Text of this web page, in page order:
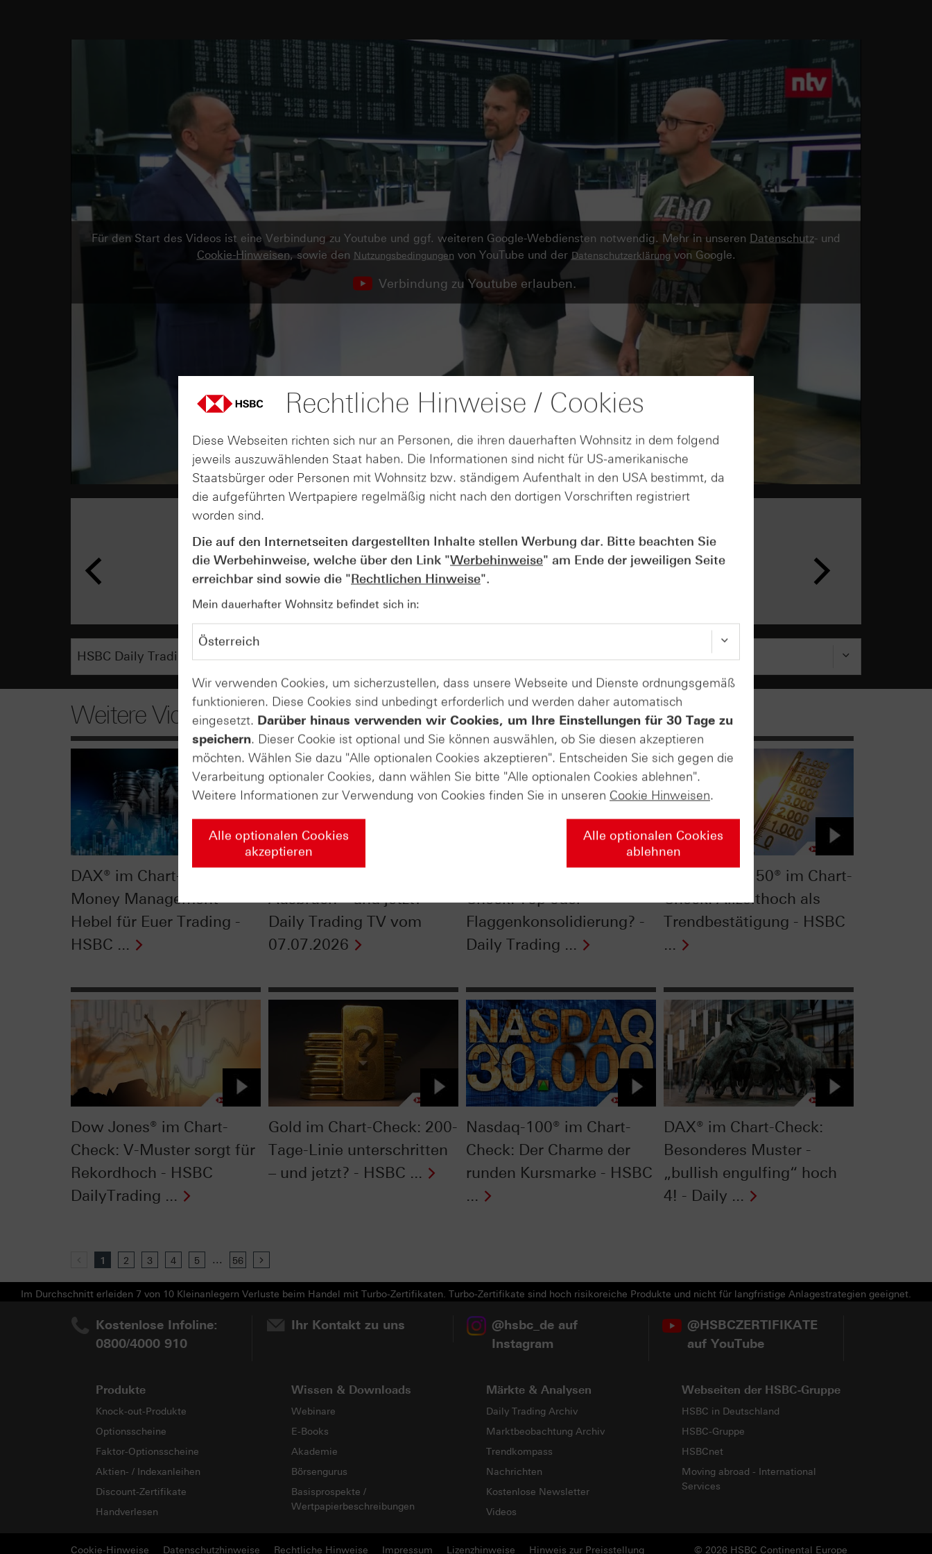
Für den Start des Videos ist eine Verbindung zu Youtube und ggf. weiteren Google-Webdiensten notwendig. Mehr in unseren Datenschutz- und
Cookie-Hinweisen, sowie den Nutzungsbedingungen von YouTube und der Datenschutzerklärungvon Google.
Verbindung zu Youtube erlauben.
AUGUST
07
Wie lange bleibt der DAX® in
Rekordlaune? - ntv Zertifikate
07.08.26
Weitere Videos
DAX® im Chart-Check:
Money Management -
Hebel für Euer Trading -
HSBC ...
Ausbruch – und jetzt? -
Daily Trading TV vom
07.07.2026
Check: Top oder
Flaggenkonsolidierung? -
Daily Trading ...
Euro STOXX 50® im Chart-
Check: Allzeithoch als
Trendbestätigung - HSBC
...
Dow Jones® im Chart-
Check: V-Muster sorgt für
Rekordhoch - HSBC
DailyTrading ...
Gold im Chart-Check: 200-
Tage-Linie unterschritten
– und jetzt? - HSBC ...
Nasdaq-100® im Chart-
Check: Der Charme der
runden Kursmarke - HSBC
...
DAX® im Chart-Check:
Besonderes Muster -
„bullish engulfing“ hoch
4! - Daily ...
Previous
1 2 3 4 5 ... 56
Im Durchschnitt erleiden 7 von 10 Kleinanlegern Verluste beim Handel mit Turbo-Zertifikaten. Turbo-Zertifikate sind hoch risikoreiche Produkte und nicht für langfristige Anlagestrategien geeignet.
Kostenlose Infoline:
0800/4000 910
Ihr Kontakt zu uns
@hsbc_de auf
Instagram
@HSBCZERTIFIKATE
auf YouTube
Produkte
Knock-out-Produkte
Optionsscheine
Faktor-Optionsscheine
Aktien- / Indexanleihen
Discount-Zertifikate
Handverlesen
Wissen & Downloads
Webinare
E-Books
Akademie
Börsengurus
Basisprospekte /
Wertpapierbeschreibungen
Märkte & Analysen
Daily Trading Archiv
Marktbeobachtung Archiv
Trendkompass
Nachrichten
Kostenlose Newsletter
Videos
Webseiten der HSBC-Gruppe
HSBC in Deutschland
HSBC-Gruppe
HSBCnet
Moving abroad - International
Services
Cookie-Hinweise Datenschutzhinweise Rechtliche Hinweise Impressum Lizenzhinweise © 2026 HSBC Continental Europe
Hinweis zur Preisstellung
Rechtliche Hinweise / Cookies
Diese Webseiten richten sich nur an Personen, die ihren dauerhaften Wohnsitz in dem folgend
jeweils auszuwählenden Staat haben. Die Informationen sind nicht für US-amerikanische
Staatsbürger oder Personen mit Wohnsitz bzw. ständigem Aufenthalt in den USA bestimmt, da
die aufgeführten Wertpapiere regelmäßig nicht nach den dortigen Vorschriften registriert
worden sind.
Die auf den Internetseiten dargestellten Inhalte stellen Werbung dar. Bitte beachten Sie
die Werbehinweise, welche über den Link "Werbehinweise" am Ende der jeweiligen Seite
erreichbar sind sowie die "Rechtlichen Hinweise".
Mein dauerhafter Wohnsitz befindet sich in:
Wir verwenden Cookies, um sicherzustellen, dass unsere Webseite und Dienste ordnungsgemäß
funktionieren. Diese Cookies sind unbedingt erforderlich und werden daher automatisch
eingesetzt. Darüber hinaus verwenden wir Cookies, um Ihre Einstellungen für 30 Tage zu
speichern. Dieser Cookie ist optional und Sie können auswählen, ob Sie diesen akzeptieren
möchten. Wählen Sie dazu "Alle optionalen Cookies akzeptieren". Entscheiden Sie sich gegen die
Verarbeitung optionaler Cookies, dann wählen Sie bitte "Alle optionalen Cookies ablehnen".
Weitere Informationen zur Verwendung von Cookies finden Sie in unseren Cookie Hinweisen.
Alle optionalen Cookies
akzeptieren
Alle optionalen Cookies
ablehnen